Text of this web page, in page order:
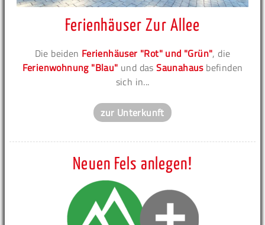
Ferienhäuser Zur Allee
Die beiden Ferienhäuser "Rot" und "Grün", die
Ferienwohnung "Blau" und dasSaunahausbefinden
sich in...
zur Unterkunft
Neuen Fels anlegen!